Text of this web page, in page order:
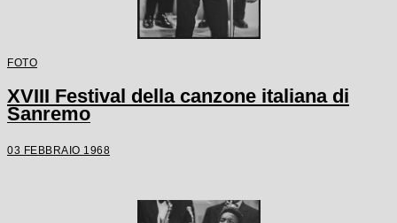
FOTO
XVIII Festival della canzone italiana di
Sanremo
03 FEBBRAIO 1968